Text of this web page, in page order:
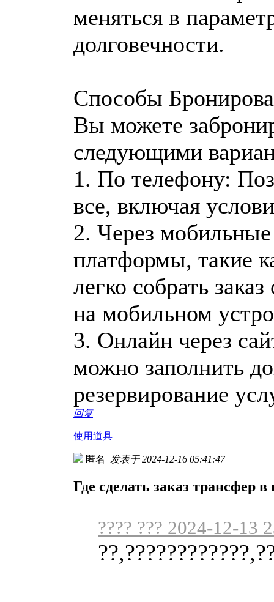
меняться в
долговечности.
Способы
Вы можете
следующими
1. По телефону:
все, включая
2. Через
платформы, такие
легко собрать
на мобильном
3. Онлайн через
можно заполнить
резервирование
回复
使用道具
匿名 发表于 2024-12-16 05:41:47
Где сделать заказ трансфер в
???? ??? 2024-12-13